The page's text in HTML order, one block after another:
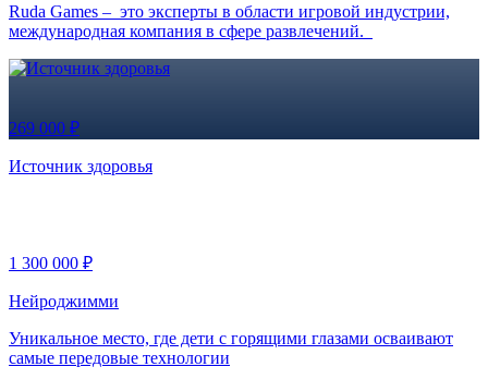
Ruda Games – это эксперты в области игровой индустрии,
международная компания в сфере развлечений.
269 000 ₽
Источник здоровья
1 300 000 ₽
Нейроджимми
Уникальное место, где дети с горящими глазами осваивают
самые передовые технологии